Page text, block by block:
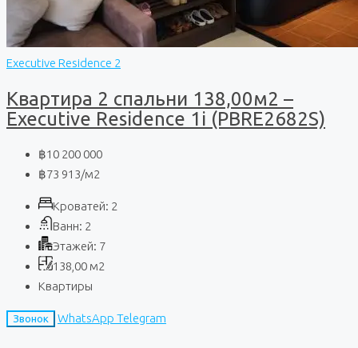
Executive Residence 2
Квартира 2 спальни 138,00м2 –
Executive Residence 1i (PBRE2682S)
฿10 200 000
฿73 913/м2
Кроватей: 2
Ванн: 2
Этажей: 7
138,00 м2
Квартиры
Звонок WhatsApp Telegram